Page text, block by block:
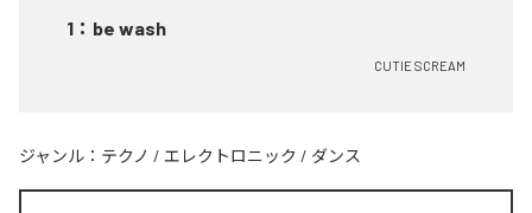
1 ： be wash
CUTIE SCREAM
ジャンル： テクノ / エレクトロニック / ダンス